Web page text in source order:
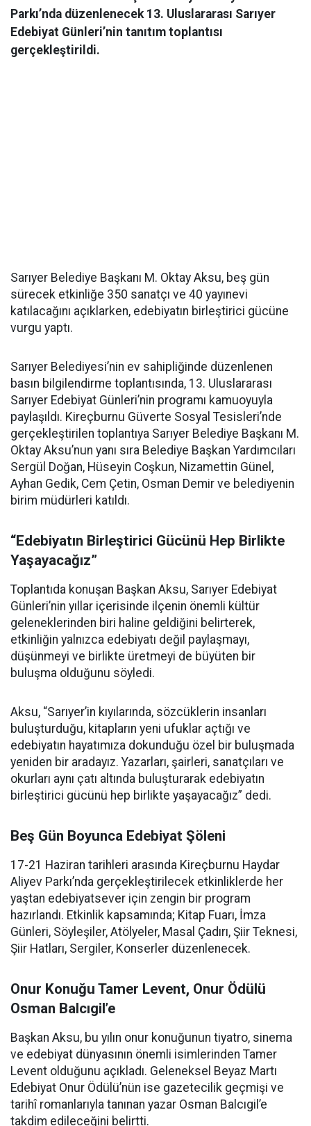
Parkı’nda düzenlenecek 13. Uluslararası Sarıyer
Edebiyat Günleri’nin tanıtım toplantısı
gerçekleştirildi.
Sarıyer Belediye Başkanı M. Oktay Aksu, beş gün
sürecek etkinliğe 350 sanatçı ve 40 yayınevi
katılacağını açıklarken, edebiyatın birleştirici gücüne
vurgu yaptı.
Sarıyer Belediyesi’nin ev sahipliğinde düzenlenen
basın bilgilendirme toplantısında, 13. Uluslararası
Sarıyer Edebiyat Günleri’nin programı kamuoyuyla
paylaşıldı. Kireçburnu Güverte Sosyal Tesisleri’nde
gerçekleştirilen toplantıya Sarıyer Belediye Başkanı M.
Oktay Aksu’nun yanı sıra Belediye Başkan Yardımcıları
Sergül Doğan, Hüseyin Coşkun, Nizamettin Günel,
Ayhan Gedik, Cem Çetin, Osman Demir ve belediyenin
birim müdürleri katıldı.
“Edebiyatın Birleştirici Gücünü Hep Birlikte
Yaşayacağız”
Toplantıda konuşan Başkan Aksu, Sarıyer Edebiyat
Günleri’nin yıllar içerisinde ilçenin önemli kültür
geleneklerinden biri haline geldiğini belirterek,
etkinliğin yalnızca edebiyatı değil paylaşmayı,
düşünmeyi ve birlikte üretmeyi de büyüten bir
buluşma olduğunu söyledi.
Aksu, “Sarıyer’in kıyılarında, sözcüklerin insanları
buluşturduğu, kitapların yeni ufuklar açtığı ve
edebiyatın hayatımıza dokunduğu özel bir buluşmada
yeniden bir aradayız. Yazarları, şairleri, sanatçıları ve
okurları aynı çatı altında buluşturarak edebiyatın
birleştirici gücünü hep birlikte yaşayacağız” dedi.
Beş Gün Boyunca Edebiyat Şöleni
17-21 Haziran tarihleri arasında Kireçburnu Haydar
Aliyev Parkı’nda gerçekleştirilecek etkinliklerde her
yaştan edebiyatsever için zengin bir program
hazırlandı. Etkinlik kapsamında; Kitap Fuarı, İmza
Günleri, Söyleşiler, Atölyeler, Masal Çadırı, Şiir Teknesi,
Şiir Hatları, Sergiler, Konserler düzenlenecek.
Onur Konuğu Tamer Levent, Onur Ödülü
Osman Balcıgil’e
Başkan Aksu, bu yılın onur konuğunun tiyatro, sinema
ve edebiyat dünyasının önemli isimlerinden Tamer
Levent olduğunu açıkladı. Geleneksel Beyaz Martı
Edebiyat Onur Ödülü’nün ise gazetecilik geçmişi ve
tarihî romanlarıyla tanınan yazar Osman Balcıgil’e
takdim edileceğini belirtti.